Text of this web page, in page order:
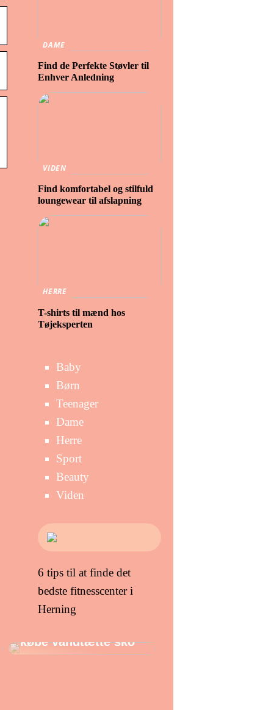
DAME
Find de Perfekte Støvler til
Enhver Anledning
VIDEN
Find komfortabel og stilfuld
loungewear til afslapning
HERRE
T-shirts til mænd hos
Tøjeksperten
Baby
Børn
Teenager
Dame
Herre
Sport
Beauty
Viden
6 tips til at finde det
bedste fitnesscenter i
Herning
købe vandtætte sko